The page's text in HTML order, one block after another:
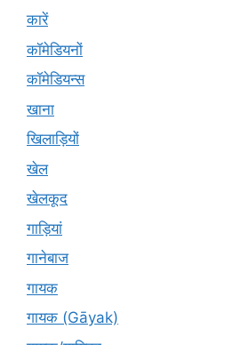
कारें
कॉमेडियनों
कॉमेडियन्स
खाना
खिलाड़ियों
खेल
खेलकूद
गाड़ियां
गानेबाज
गायक
गायक (Gāyak)